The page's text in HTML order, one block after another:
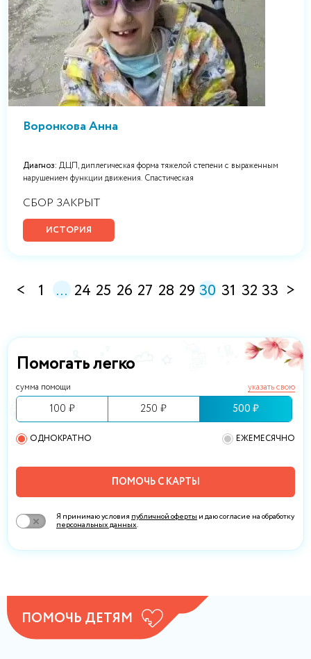
Помогать легко
сумма помощи указать свою
100 ₽ 250 ₽ 500 ₽
ОДНОКРАТНО ЕЖЕМЕСЯЧНО
ПОМОЧЬ С КАРТЫ
Я принимаю условия публичной оферты и даю согласие на обработку
персональных данных.
Воронкова Анна
Диагноз: ДЦП, диплегическая форма тяжелой степени с выраженным
нарушением функции движения. Спастическая
СБОР ЗАКРЫТ
ИСТОРИЯ
< 1 ... 24 25 26 27 28 29 30 31 32 33 >
ПОМОЧЬ ДЕТЯМ